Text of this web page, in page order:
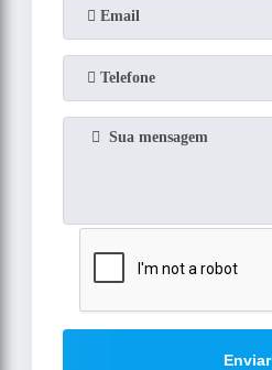
Enviar